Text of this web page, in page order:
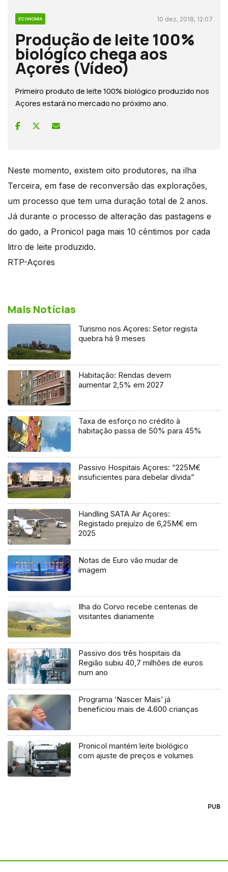
ECONOMIA 10 dez, 2018, 12:07
Produção de leite 100%
biológico chega aos
Açores (Vídeo)
Primeiro produto de leite 100% biológico produzido nos
Açores estará no mercado no próximo ano.
Neste momento, existem oito produtores, na ilha
Terceira, em fase de reconversão das explorações,
um processo que tem uma duração total de 2 anos.
Já durante o processo de alteração das pastagens e
do gado, a Pronicol paga mais 10 cêntimos por cada
litro de leite produzido.
RTP-Açores
Mais Notícias
Turismo nos Açores: Setor regista
quebra há 9 meses
Habitação: Rendas devem
aumentar 2,5% em 2027
Taxa de esforço no crédito à
habitação passa de 50% para 45%
Passivo Hospitais Açores: “225M€
insuficientes para debelar dívida”
Handling SATA Air Açores:
Registado prejuízo de 6,25M€ em
2025
Notas de Euro vão mudar de
imagem
Ilha do Corvo recebe centenas de
visitantes diariamente
Passivo dos três hospitais da
Região subiu 40,7 milhões de euros
num ano
Programa ‘Nascer Mais’ já
beneficiou mais de 4.600 crianças
Pronicol mantém leite biológico
com ajuste de preços e volumes
PUB